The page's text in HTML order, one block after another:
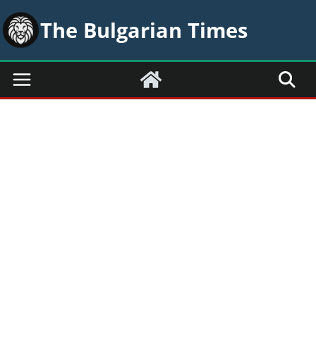
Skip
to
content
The Bulgarian Times